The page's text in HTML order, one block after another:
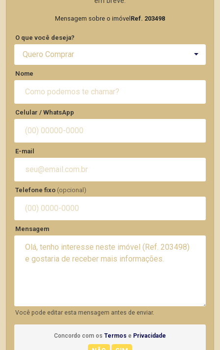
Mensagem sobre o imóvel Ref. 203498
O que você deseja?
Quero Comprar
Nome
Celular / WhatsApp
E-mail
Telefone fixo (opcional)
Mensagem
Você pode editar esta mensagem antes de enviar.
Concordo com os Termos e Privacidade